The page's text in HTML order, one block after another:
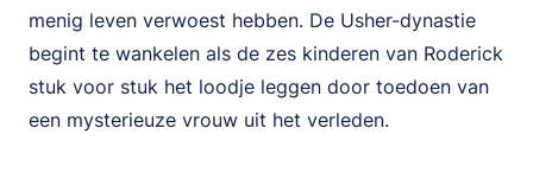
menig leven verwoest hebben. De Usher-dynastie
begint te wankelen als de zes kinderen van Roderick
stuk voor stuk het loodje leggen door toedoen van
een mysterieuze vrouw uit het verleden.